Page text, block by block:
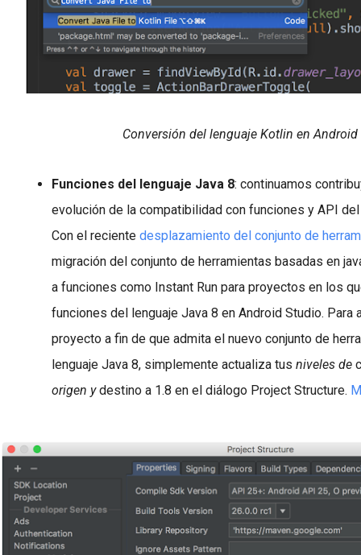
Conversión del lenguaje Kotlin en
Funciones del lenguaje Java 8: continuamos
evolución de la compatibilidad con funciones y API del
Con el reciente desplazamiento del conjunto de
migración del conjunto de herramientas basadas en
a funciones como Instant Run para proyectos en los
funciones del lenguaje Java 8 en Android Studio. Para
proyecto a fin de que admita el nuevo conjunto de
lenguaje Java 8, simplemente actualiza tus niveles de
origen ydestino a 1.8 en el diálogo Project Structure.